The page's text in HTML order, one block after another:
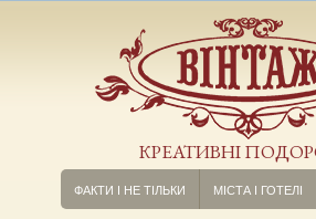
КРЕАТИВНІ
ФАКТИ І НЕ ТІЛЬКИ МІСТА І ГОТЕЛІ